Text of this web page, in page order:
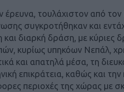
τουλάχιστον από
συγκροτήθηκαν και
και διαρκή δράση, με κύριες
κυρίως υπηκόων Νεπάλ,
και απατηλά μέσα, τη
επικράτεια, καθώς και
περιοχές της χώρας με